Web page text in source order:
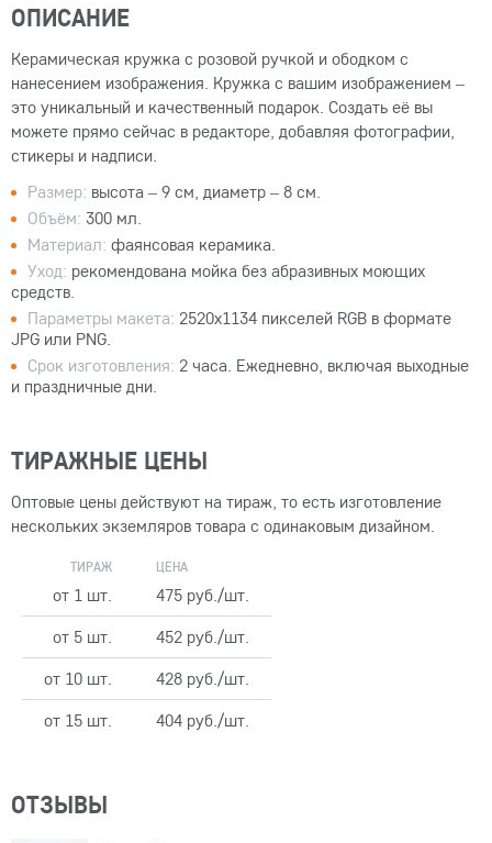
ОПИСАНИЕ
Керамическая кружка с розовой ручкой и ободком с
нанесением изображения. Кружка с вашим изображением –
это уникальный и качественный подарок. Создать её вы
можете прямо сейчас в редакторе, добавляя фотографии,
стикеры и надписи.
Размер: высота – 9 см, диаметр – 8 см.
Объём: 300 мл.
Материал: фаянсовая керамика.
Уход: рекомендована мойка без абразивных моющих
средств.
Параметры макета: 2520x1134 пикселей RGB в формате
JPG или PNG.
Срок изготовления: 2 часа. Ежедневно, включая выходные
и праздничные дни.
ТИРАЖНЫЕ ЦЕНЫ
Оптовые цены действуют на тираж, то есть изготовление
нескольких экземляров товара с одинаковым дизайном.
ТИРАЖ ЦЕНА
от 1 шт.
475 руб./шт.
от 5 шт.
452 руб./шт.
от 10 шт.
428 руб./шт.
от 15 шт.
404 руб./шт.
ОТЗЫВЫ